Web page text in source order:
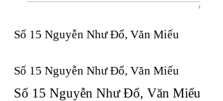
Số 15 Nguyễn Như Đổ, Văn Miếu
Số 15 Nguyễn Như Đổ, Văn Miếu​​​​
Số 15 Nguyễn Như Đổ, Văn Miếu​​​​